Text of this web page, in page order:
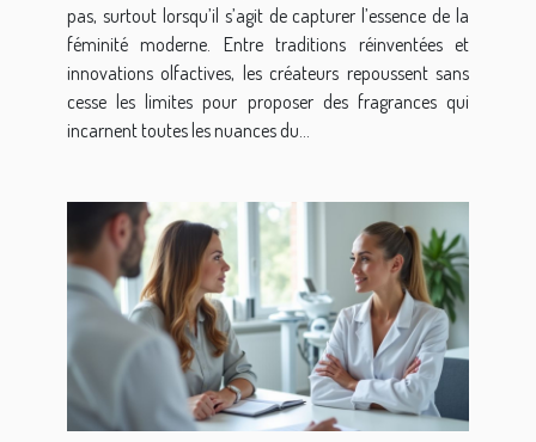
pas, surtout lorsqu’il s’agit de capturer l’essence de la
féminité moderne. Entre traditions réinventées et
innovations olfactives, les créateurs repoussent sans
cesse les limites pour proposer des fragrances qui
incarnent toutes les nuances du...